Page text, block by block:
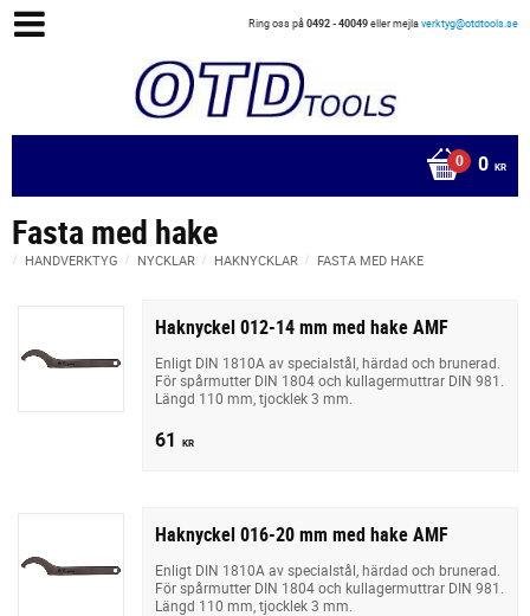
Ring oss på0492 - 40049eller mejlaverktyg@otdtools.se
0 KR
Fasta med hake
HANDVERKTYG NYCKLAR HAKNYCKLAR FASTA MED HAKE
Haknyckel 012-14 mm med hake AMF
Enligt DIN 1810A av specialstål, härdad och brunerad.
För spårmutter DIN 1804 och kullagermuttrar DIN 981.
Längd 110 mm, tjocklek 3 mm.
61 KR
Haknyckel 016-20 mm med hake AMF
Enligt DIN 1810A av specialstål, härdad och brunerad.
För spårmutter DIN 1804 och kullagermuttrar DIN 981.
Längd 110 mm, tjocklek 3 mm.